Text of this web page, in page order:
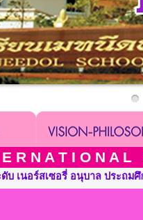
R N A T I O N A
International